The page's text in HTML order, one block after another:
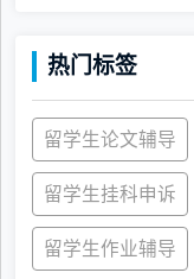
热门标签
留学生论文辅导
留学生挂科申诉
留学生作业辅导